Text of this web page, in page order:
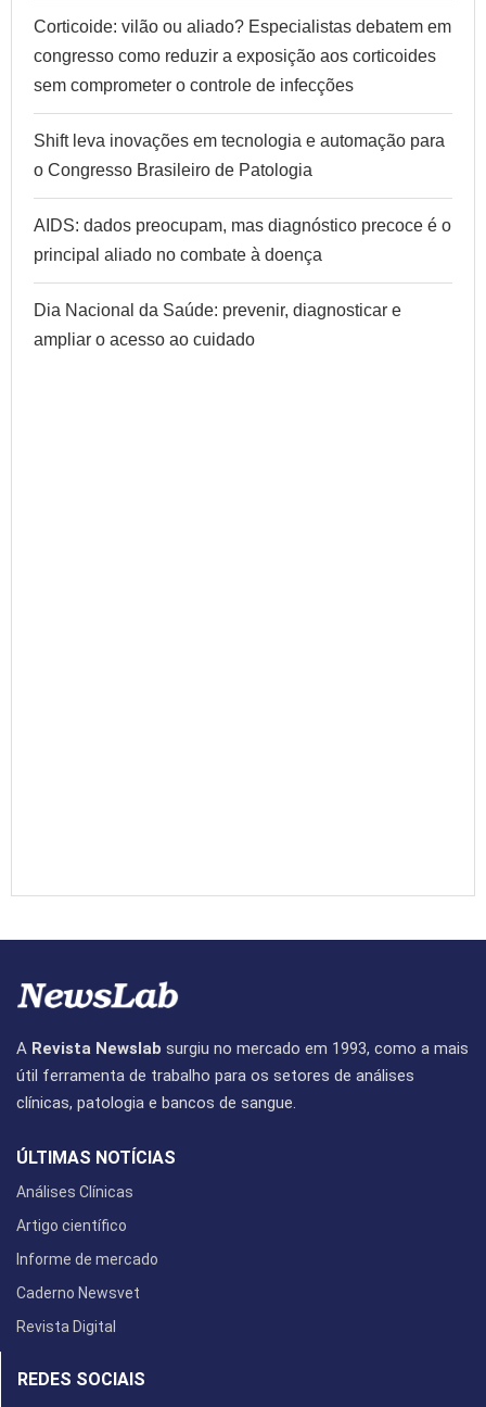
Corticoide: vilão ou aliado? Especialistas debatem em
congresso como reduzir a exposição aos corticoides
sem comprometer o controle de infecções
Shift leva inovações em tecnologia e automação para
o Congresso Brasileiro de Patologia
AIDS: dados preocupam, mas diagnóstico precoce é o
principal aliado no combate à doença
Dia Nacional da Saúde: prevenir, diagnosticar e
ampliar o acesso ao cuidado
A Revista Newslab surgiu no mercado em 1993, como a mais
útil ferramenta de trabalho para os setores de análises
clínicas, patologia e bancos de sangue.
ÚLTIMAS NOTÍCIAS
Análises Clínicas
Artigo científico
Informe de mercado
Caderno Newsvet
Revista Digital
REDES SOCIAIS